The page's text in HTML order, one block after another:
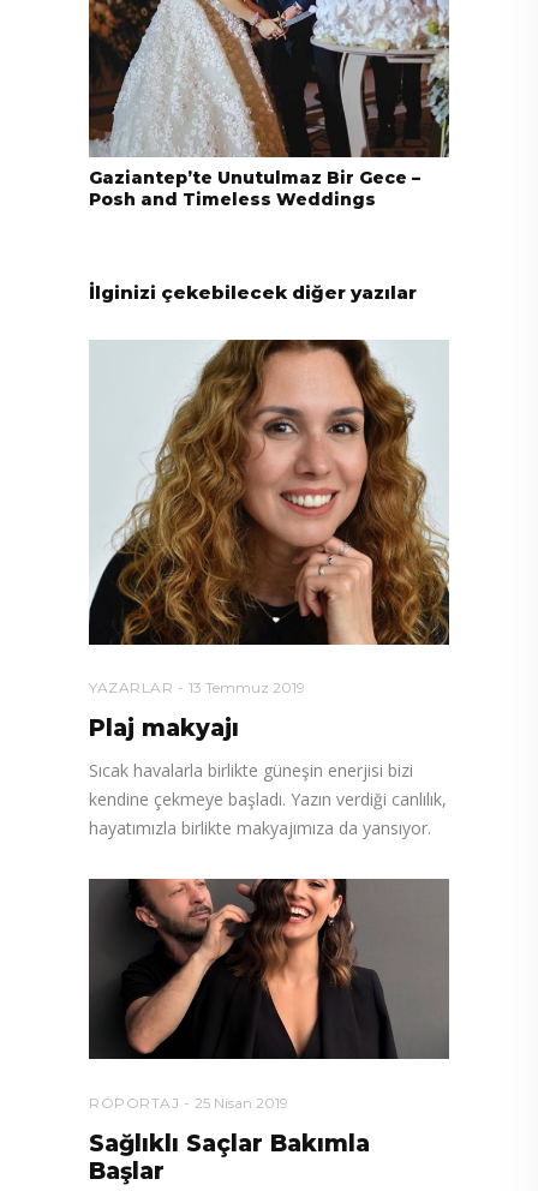
Gaziantep’te Unutulmaz Bir Gece –
Posh and Timeless Weddings
İlginizi çekebilecek diğer yazılar
YAZARLAR 13 Temmuz 2019
Plaj makyajı
Sıcak havalarla birlikte güneşin enerjisi bizi
kendine çekmeye başladı. Yazın verdiği canlılık,
hayatımızla birlikte makyajımıza da yansıyor.
RÖPORTAJ 25 Nisan 2019
Sağlıklı Saçlar Bakımla
Başlar